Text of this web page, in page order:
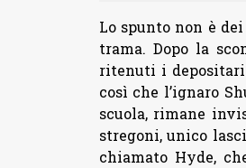
Lo spunto non è
trama. Dopo la
ritenuti i depositari
così che l’ignaro
scuola, rimane
stregoni, unico
chiamato Hyde,